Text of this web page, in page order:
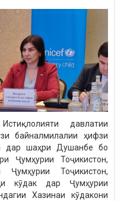
давлатии
байналмилалии ҳифзи
дар шаҳри Душанбе бо
Ҷумҳурии Тоҷикистон,
Тоҷикистон,
кӯдак дар Ҷумҳурии
Хазинаи кӯдакони